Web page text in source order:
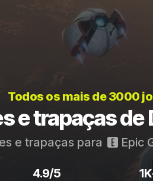
Todos os mais de 3000
e trapaças de
e trapaças para Epic
4.9/5